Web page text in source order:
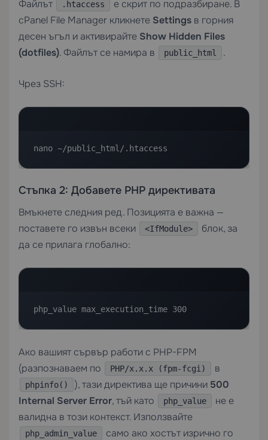
Файлът .htaccess
е скрит по подразбиране. В
cPanel File Manager кликнете Settings в горния
десен ъгъл и активирайте Show Hidden Files
(dotfiles). Файлът се намира в public_html .
Чрез SSH:
nano ~/public_html/.htaccess
Стъпка 2: Добавете PHP директивата
Вмъкнете следния ред. Позицията е важна —
поставете го извън всеки
<IfModule>
блок, за
да се прилага глобално:
php_value max_execution_time 300
Ако вашият сървър работи с PHP-FPM
(разпознаваем по
PHP/x.x.x (fpm-fcgi) в
phpinfo() ), тази директива ще причини 500
Internal Server Error, тъй като php_value
не е
валидна в този контекст. Използвайте
php_admin_value
само ако хостът изрично го